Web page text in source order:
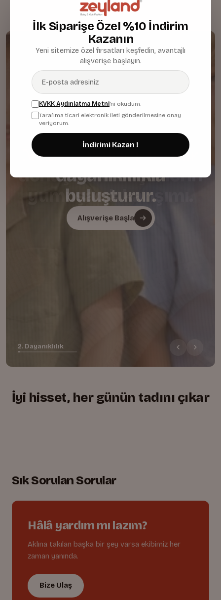
Alışverişe Başla
Nazik dokuları günlük
dayanıklılıkla
buluşturur.
Alışverişe Başla
Alışverişe Başla
2. Dayanıklılık
İyi hisset, her günün tadını çıkar
+
Sık Sorulan Sorular
Hâlâ yardım mı lazım?
Aklına takılan başka bir şey varsa ekibimiz her
zaman yanında.
Bize Ulaş
İlk Siparişe Özel %10 İndirim
Kazanın
Yeni sitemize özel fırsatları keşfedin, avantajlı
alışverişe başlayın.
KVKK Aydınlatma Metni'ni okudum.
Tarafıma ticari elektronik ileti gönderilmesine onay
veriyorum.
İndirimi Kazan !